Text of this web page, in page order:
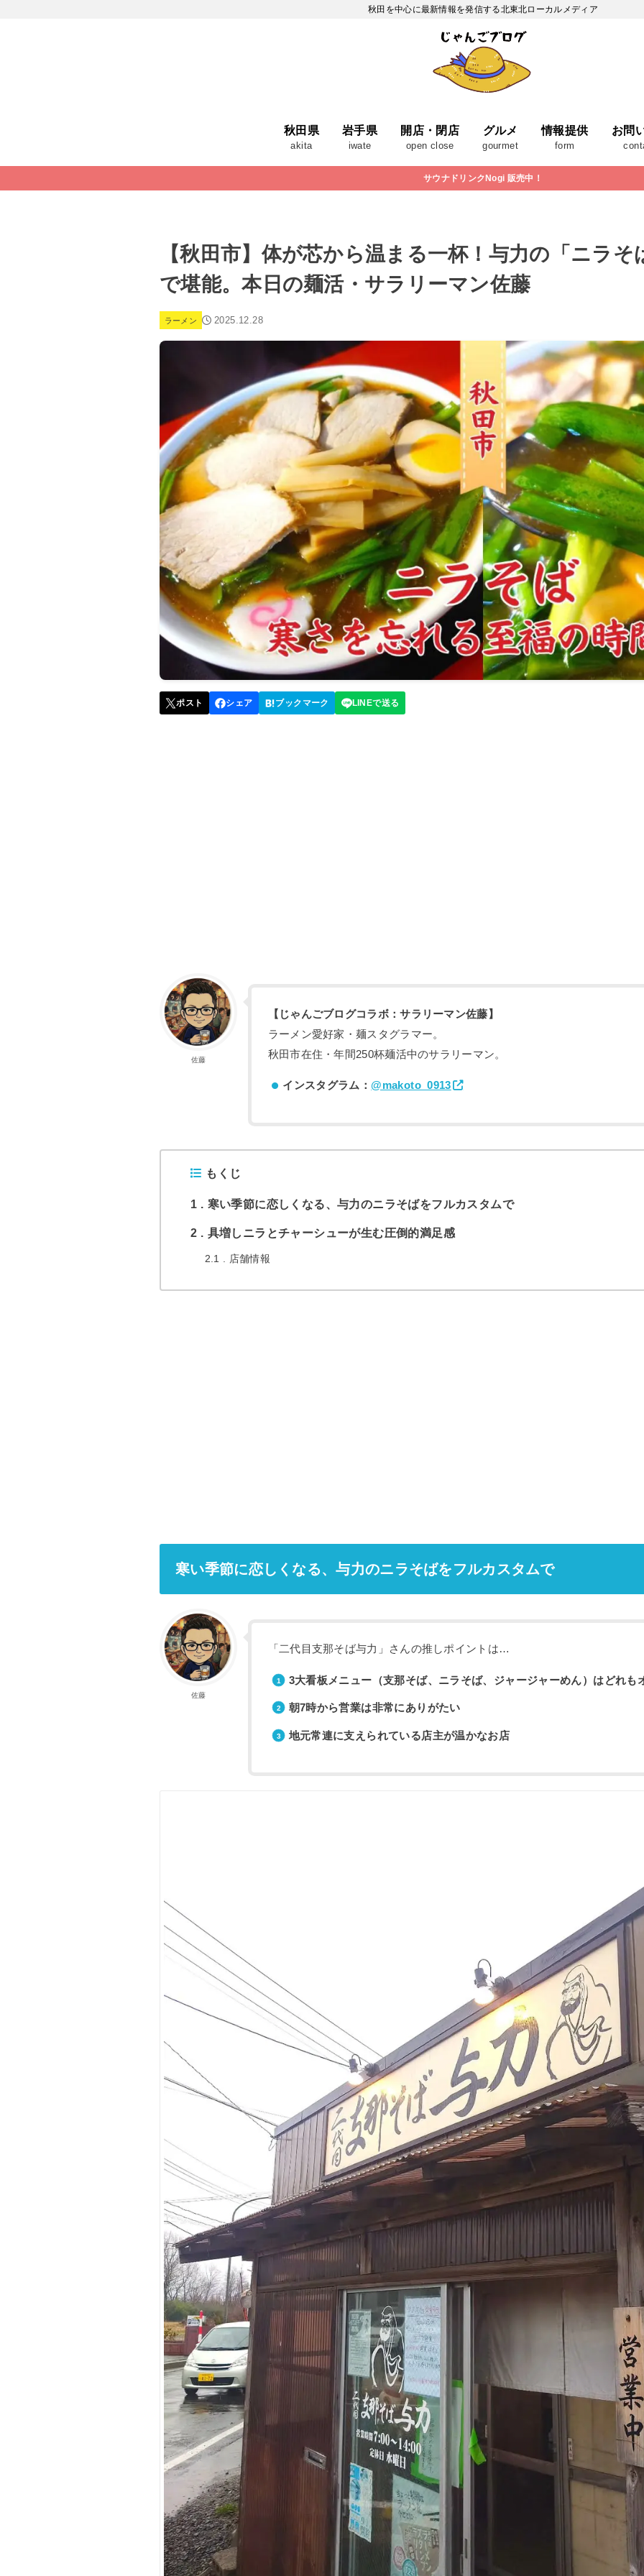
秋田を中心に最新情報を発信する北東北ローカルメディア
秋田県
akita
岩手県
iwate
開店・閉店
open close
グルメ
gourmet
情報提供
form
お問
サウナドリンクNogi 販売中！
【秋田市】体が芯から温まる一杯！与力の「ニラ
で堪能。本日の麺活・サラリーマン佐藤
ラーメン 2025.12.28
佐藤
【じゃんごブログコラボ：サラリーマン佐藤】
ラーメン愛好家・麺スタグラマー。
秋田市在住・年間250杯麺活中のサラリーマン。
インスタグラム：@makoto_0913
もくじ
1 寒い季節に恋しくなる、与力のニラそばをフルカスタムで
2 具増しニラとチャーシューが生む圧倒的満足感
2.1 店舗情報
寒い季節に恋しくなる、与力のニラそばをフルカスタムで
佐藤
「二代目支那そば与力」さんの推しポイントは…
3大看板メニュー（支那そば、ニラそば、ジャージャーめん）はどれも
朝7時から営業は非常にありがたい
地元常連に支えられている店主が温かなお店